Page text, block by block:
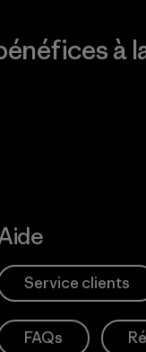
à
Service clients
FAQs